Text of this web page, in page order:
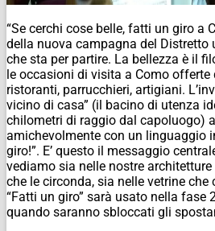
“Se cerchi cose belle, fatti un giro a
della nuova campagna del Distretto
che sta per partire. La bellezza è il
le occasioni di visita a Como offerte
ristoranti, parrucchieri, artigiani.
vicino di casa” (il bacino di utenza
chilometri di raggio dal capoluogo)
amichevolmente con un linguaggio
giro!”. E’ questo il messaggio
vediamo sia nelle nostre
che le circonda, sia nelle vetrine
“Fatti un giro” sarà usato nella fase
quando saranno sbloccati gli